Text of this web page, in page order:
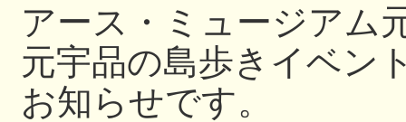
アース・ミュージアム
元宇品の島歩きイベン
お知らせです。